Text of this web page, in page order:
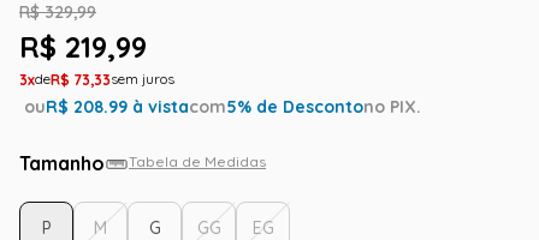
R$ 329,99
R$ 219,99
3 R$ 73,33
ouR$ 208.99 à vistacom5% de Descontono PIX.
Tamanho Tabela de Medidas
P M G GG EG